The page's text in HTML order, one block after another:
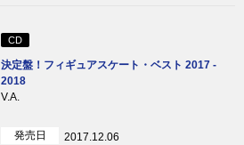
CD
決定盤！フィギュアスケート・ベスト 2017 -
2018
V.A.
発売日
2017.12.06